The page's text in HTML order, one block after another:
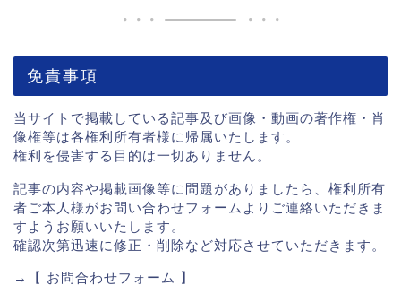
免責事項
当サイトで掲載している記事及び画像・動画の著作権・肖
像権等は各権利所有者様に帰属いたします。
権利を侵害する目的は一切ありません。
記事の内容や掲載画像等に問題がありましたら、権利所有
者ご本人様がお問い合わせフォームよりご連絡いただきま
すようお願いいたします。
確認次第迅速に修正・削除など対応させていただきます。
→【 お問合わせフォーム 】